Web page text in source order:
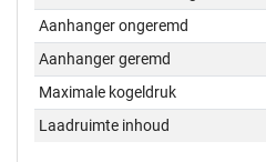
Aanhanger ongeremd
Aanhanger geremd
Maximale kogeldruk
Laadruimte inhoud